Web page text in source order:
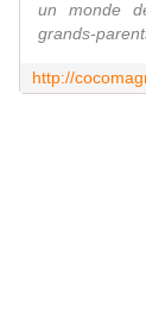
un monde
grands-